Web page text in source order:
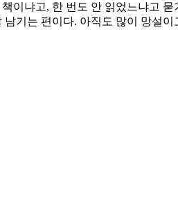
이냐고, 한 번도 안 읽었느냐고
기는 편이다. 아직도 많이 망설